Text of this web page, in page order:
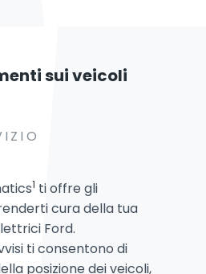
sui veicoli
1 ti offre gli
cura della tua
Ford.
ti consentono di
posizione dei veicoli,